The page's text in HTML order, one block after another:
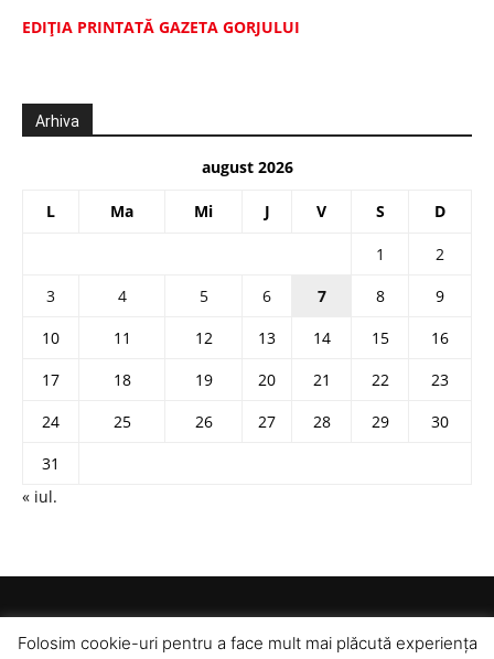
EDIŢIA PRINTATĂ GAZETA GORJULUI
Arhiva
august 2026
L Ma Mi J V S D
1
2
3
4 5 6 7 8
9
10
11 12 13 14 15
16
17
18 19 20 21 22
23
24
25 26 27 28 29
30
31
« iul.
Folosim cookie-uri pentru a face mult mai plăcută experiența